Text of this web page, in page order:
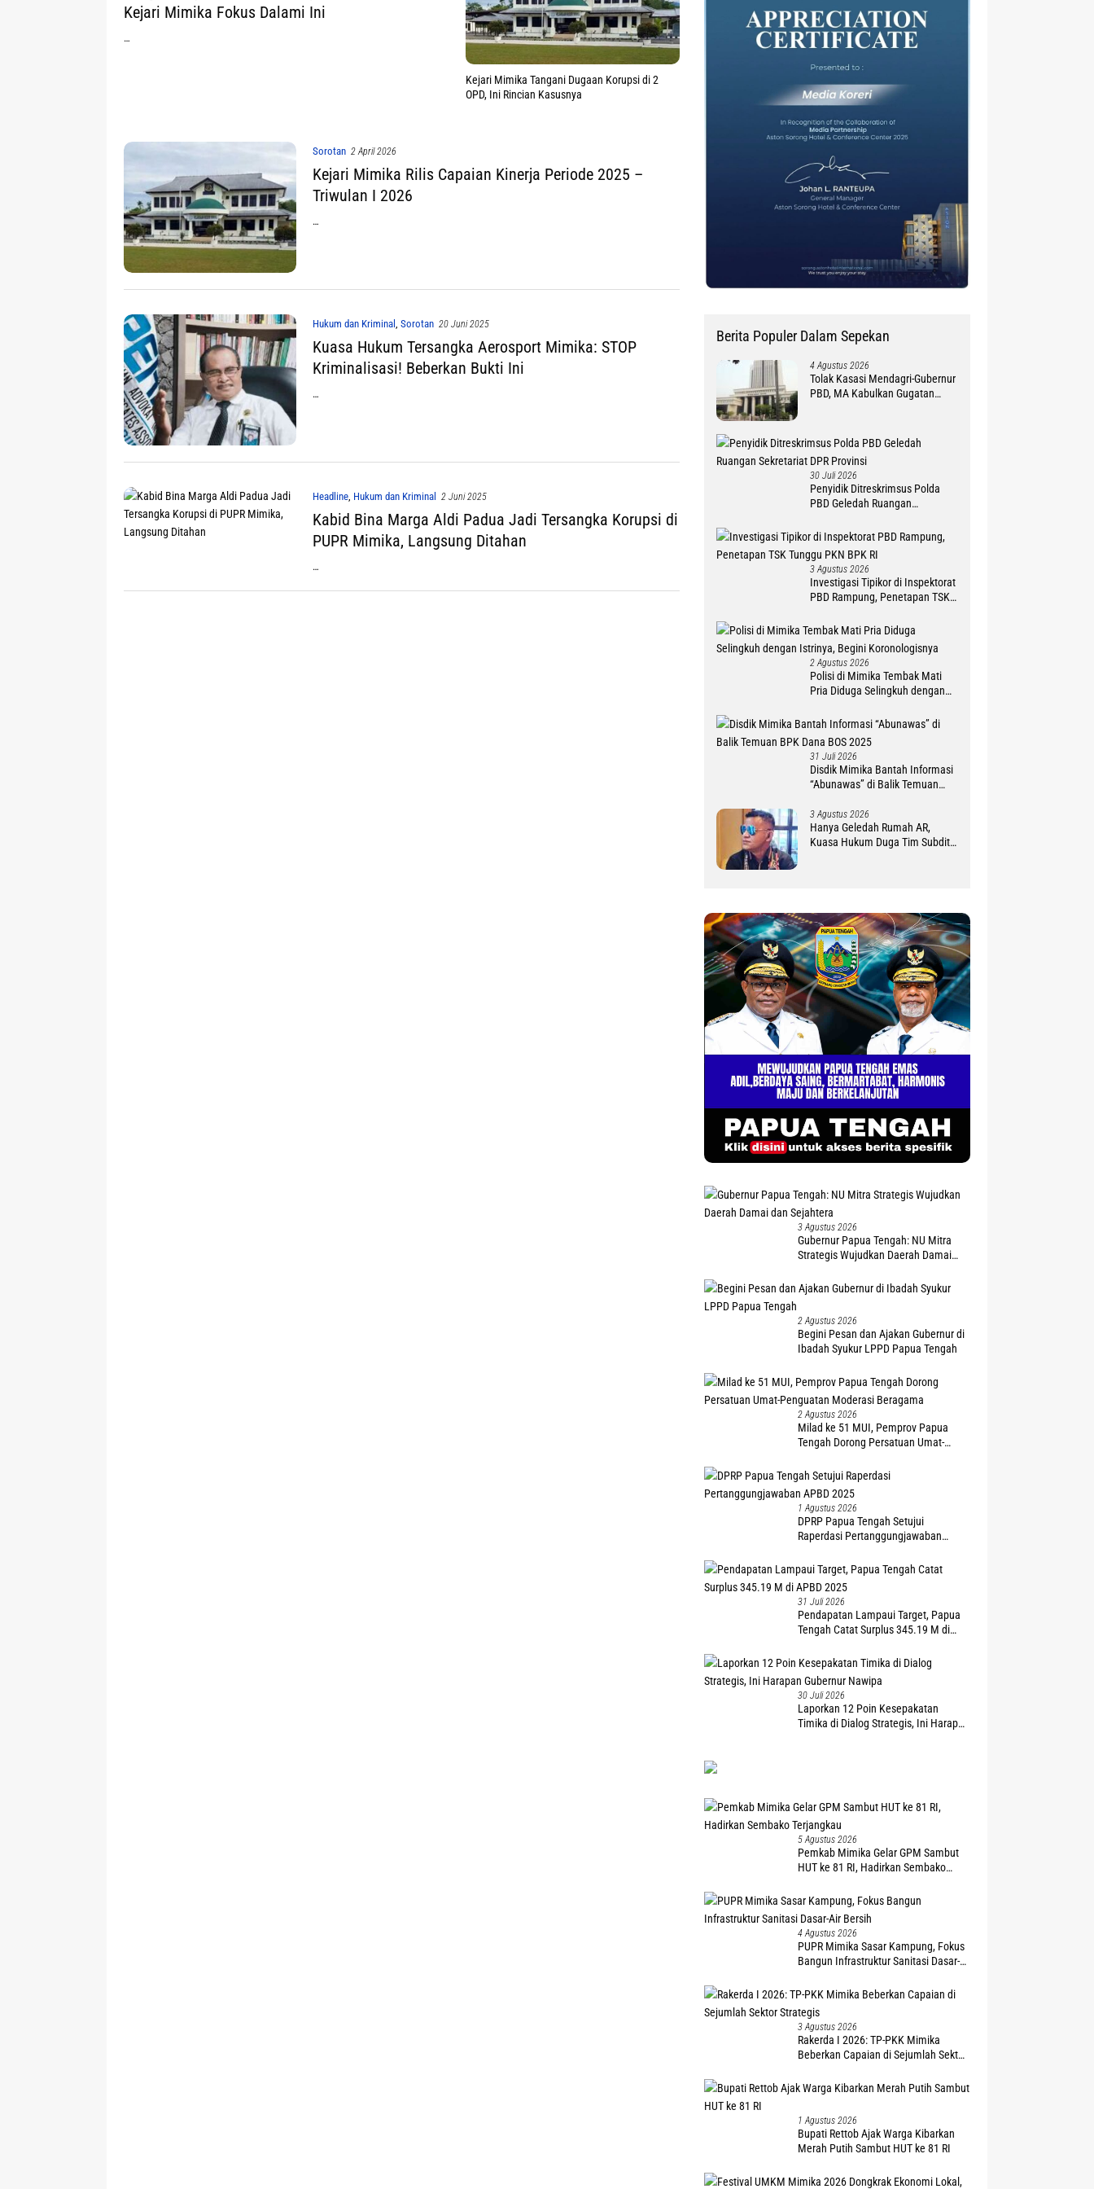
Kejari Mimika Fokus Dalami Ini
…
Kejari Mimika Tangani Dugaan Korupsi di 2
OPD, Ini Rincian Kasusnya
Sorotan 2 April 2026
Kejari Mimika Rilis Capaian Kinerja Periode 2025 –
Triwulan I 2026
…
Hukum dan Kriminal Sorotan 20 Juni 2025
Kuasa Hukum Tersangka Aerosport Mimika: STOP
Kriminalisasi! Beberkan Bukti Ini
…
Headline, Hukum dan Kriminal 2 Juni 2025
Kabid Bina Marga Aldi Padua Jadi Tersangka Korupsi di
PUPR Mimika, Langsung Ditahan
…
Berita Populer Dalam Sepekan
4 Agustus 2026
Tolak Kasasi Mendagri-Gubernur
PBD, MA Kabulkan Gugatan
30 Juli 2026
Penyidik Ditreskrimsus Polda
PBD Geledah Ruangan
3 Agustus 2026
Investigasi Tipikor di Inspektorat
PBD Rampung, Penetapan TSK
2 Agustus 2026
Polisi di Mimika Tembak Mati
Pria Diduga Selingkuh dengan
31 Juli 2026
Disdik Mimika Bantah Informasi
“Abunawas” di Balik Temuan
3 Agustus 2026
Hanya Geledah Rumah AR,
Kuasa Hukum Duga Tim Subdit
3 Agustus 2026
Gubernur Papua Tengah: NU Mitra
Strategis Wujudkan Daerah Damai
2 Agustus 2026
Begini Pesan dan Ajakan Gubernur di
Ibadah Syukur LPPD Papua Tengah
2 Agustus 2026
Milad ke 51 MUI, Pemprov Papua
Tengah Dorong Persatuan Umat-
1 Agustus 2026
DPRP Papua Tengah Setujui
Raperdasi Pertanggungjawaban
31 Juli 2026
Pendapatan Lampaui Target, Papua
Tengah Catat Surplus 345.19 M di
30 Juli 2026
Laporkan 12 Poin Kesepakatan
Timika di Dialog Strategis, Ini Harapan
5 Agustus 2026
Pemkab Mimika Gelar GPM Sambut
HUT ke 81 RI, Hadirkan Sembako
4 Agustus 2026
PUPR Mimika Sasar Kampung, Fokus
Bangun Infrastruktur Sanitasi Dasar-
3 Agustus 2026
Rakerda I 2026: TP-PKK Mimika
Beberkan Capaian di Sejumlah Sektor
1 Agustus 2026
Bupati Rettob Ajak Warga Kibarkan
Merah Putih Sambut HUT ke 81 RI